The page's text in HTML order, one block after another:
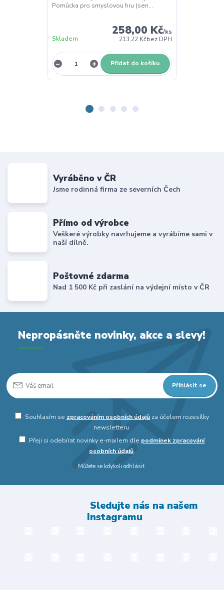
Pomůcka pro smyslovou hru (sen...
258,00 Kč/ks
213,22 Kčbez DPH
Skladem
Přidat do košíku
Vyráběno v ČR
Jsme rodinná firma ze severních Čech
Přímo od výrobce
Veškeré výrobky navrhujeme a vyrábíme sami v
naší dílně.
Poštovné zdarma
Nad 1 500 Kč při zaslání na výdejní místo v ČR
Nepropásněte novinky, akce a slevy!
Přihlásit se
Souhlasím se zpracováním osobních údajůza účelem rozesílky
newsletteru.
Přeji si odebírat novinky e-mailem dle podmínek zpracování
osobních údajů.
Můžete se kdykoli odhlásit.
Sledujte nás na našem
Instagramu